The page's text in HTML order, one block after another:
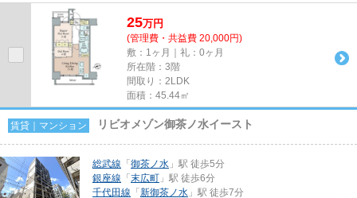
級賃貸マンションのご紹...
25万円
(管理費・共益費 20,000円)
敷：1ヶ月｜礼：0ヶ月
所在階：3階
間取り：2LDK
面積：45.44㎡
賃貸｜マンション リビオメゾン御茶ノ水イースト
総武線 「 御茶ノ水 」駅 徒歩5分
銀座線 「 末広町 」駅 徒歩6分
千代田線 「 新御茶ノ水 」駅 徒歩7分